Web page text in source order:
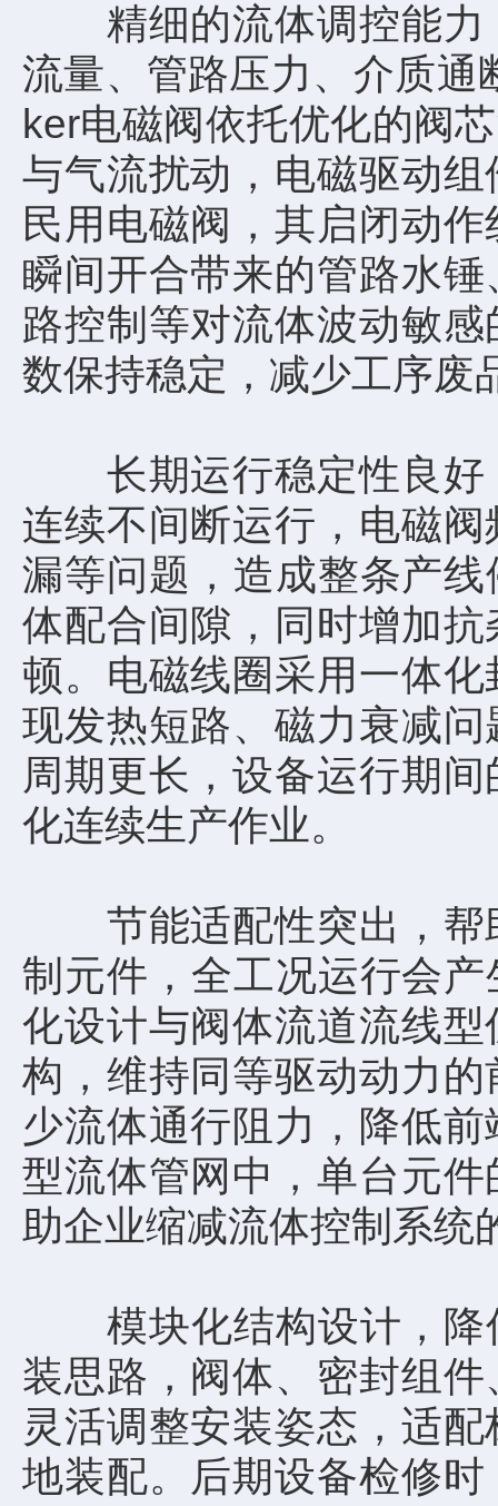
精细的流体调控能力
流量、管路压力、介质通
ker电磁阀依托优化的阀
与气流扰动，电磁驱动
民用电磁阀，其启闭动
瞬间开合带来的管路水
路控制等对流体波动敏
数保持稳定，减少工序废
长期运行稳定性良好
连续不间断运行，电磁
漏等问题，造成整条产
体配合间隙，同时增加
顿。电磁线圈采用一体
现发热短路、磁力衰减
周期更长，设备运行期
化连续生产作业。
节能适配性突出，帮
制元件，全工况运行会
化设计与阀体流道流线
构，维持同等驱动动力
少流体通行阻力，降低
型流体管网中，单台元
助企业缩减流体控制系统
模块化结构设计，降
装思路，阀体、密封组
灵活调整安装姿态，适
地装配。后期设备检修